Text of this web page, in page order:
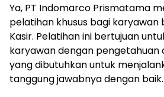
Ya, PT Indomarco Prismatama
pelatihan khusus bagi karyawan
Kasir. Pelatihan ini bertujuan
karyawan dengan
yang dibutuhkan untuk
tanggung jawabnya dengan baik.